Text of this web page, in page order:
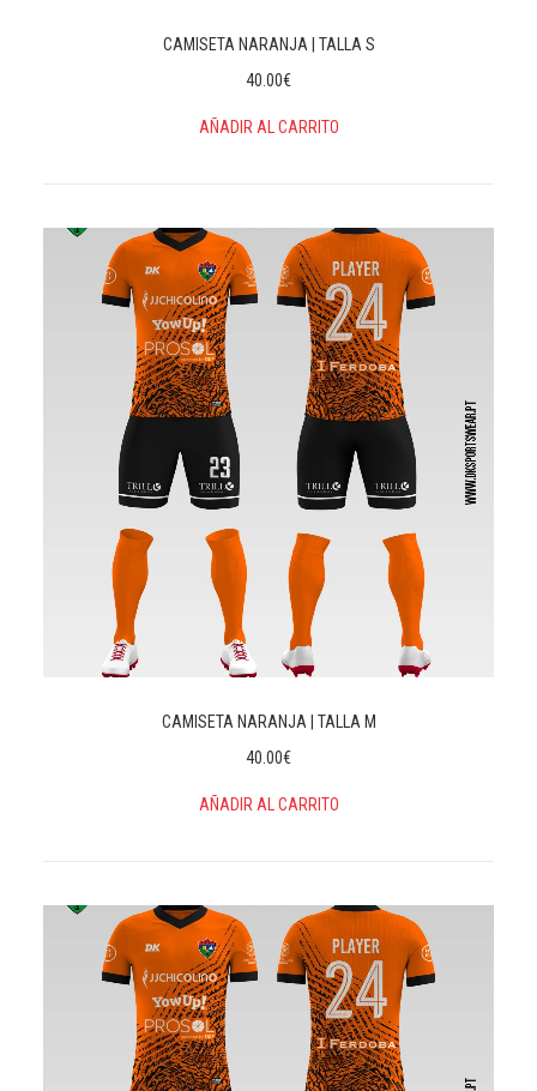
CAMISETA NARANJA | TALLA S
40.00€
AÑADIR AL CARRITO
CAMISETA NARANJA | TALLA M
40.00€
AÑADIR AL CARRITO